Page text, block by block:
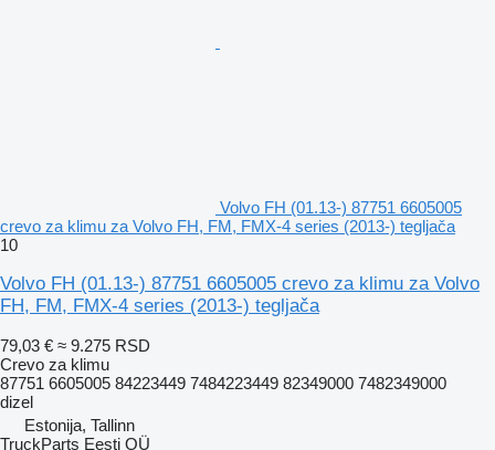
Volvo FH (01.13-) 87751 6605005
crevo za klimu za Volvo FH, FM, FMX-4 series (2013-) tegljača
10
Volvo FH (01.13-) 87751 6605005 crevo za klimu za Volvo
FH, FM, FMX-4 series (2013-) tegljača
79,03 € ≈ 9.275 RSD
Crevo za klimu
87751 6605005 84223449 7484223449 82349000 7482349000
dizel
Estonija, Tallinn
TruckParts Eesti OÜ